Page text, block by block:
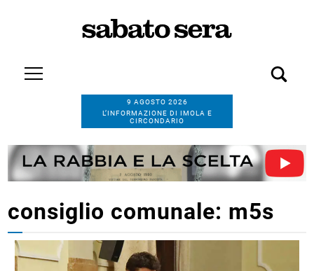
9 AGOSTO 2026
L’INFORMAZIONE DI IMOLA E
CIRCONDARIO
consiglio comunale: m5s